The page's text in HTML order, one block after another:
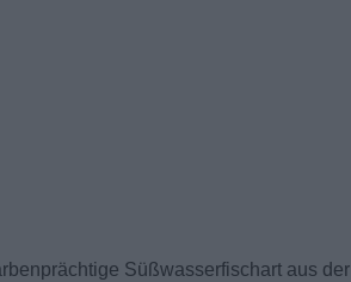
Süßwasserfischart aus der